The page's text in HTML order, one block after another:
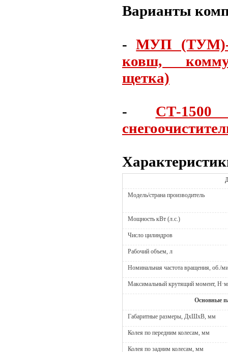
Варианты
-МУП (ТУМ)-
ковш,
щетка)
- СТ-1500
Модель/страна производитель
Мощность кВт (л.с.)
Число цилиндров
Рабочий объем, л
Номинальная частота вращения, об./
Максимальный крутящий момент,
Основные
Габаритные размеры, ДхШхВ, мм
Колея по передним колесам, мм
Колея по задним колесам, мм